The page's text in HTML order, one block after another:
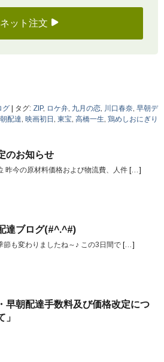
ネット注文
グ タグ: ZIP, ロケ弁, 九月の恋, 川口春奈, 早朝デ
配達, 映画初日 , 東宝, 高橋一生, 鶏めしおにぎり
のお知らせ
昨今の原材料価格および物流費、人件 […]
達ブログ(#^.^#)
節も変わりましたね～♪ この3日間で […]
早朝配達手数料及び価格改定につ
」